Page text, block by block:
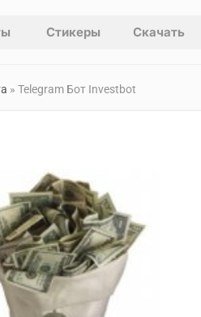
Стикеры Скачать
» Telegram Бот Investbot